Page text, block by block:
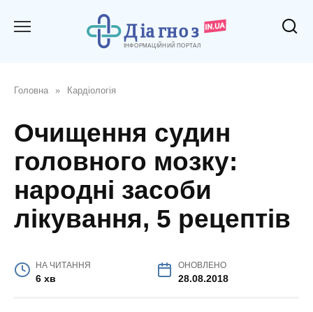
Головна » Кардіологія
Очищення судин
головного мозку:
народні засоби
лікування, 5 рецептів
НА ЧИТАННЯ
6 хв
ОНОВЛЕНО
28.08.2018